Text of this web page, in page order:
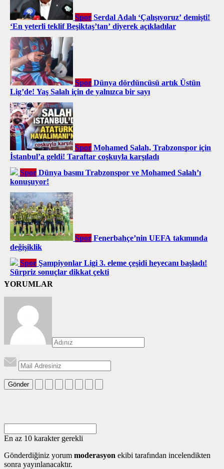
Spor Serdal Adalı ‘Çalışıyoruz’ demişti!
‘En yeterli teklif Beşiktaş’tan’ diyerek açıkladılar
Spor Dünya dördüncüsü artık Üstün
Lig’de! Yaş Salah için de yalnızca bir sayı
Spor Mohamed Salah, Trabzonspor için
İstanbul’a geldi! Taraftar coşkuyla karşıladı
Spor Dünya basını Trabzonspor ve Mohamed Salah’ı
konuşuyor!
Spor Fenerbahçe’nin UEFA takımında
değişiklik
Spor Şampiyonlar Ligi 3. eleme çeşidi heyecanı başladı!
Sürpriz sonuçlar dikkat çekti
YORUMLAR
Gönder
En az 10 karakter gerekli
Gönderdiğiniz yorum moderasyon ekibi tarafından incelendikten
sonra yayınlanacaktır.